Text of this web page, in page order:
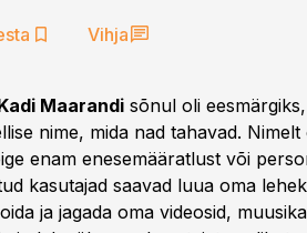
Vihja
Maarandi sõnul oli
nime, mida nad tahavad.
enam enesemääratlust või
kasutajad saavad luua oma
ja jagada oma videosid,